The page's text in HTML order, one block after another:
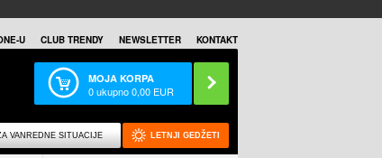
U CLUB TRENDY NEWSLETTER KONTAKT
MOJA KORPA
0ukupno0,00 EUR
VANREDNE SITUACIJE LETNJI GEDŽETI